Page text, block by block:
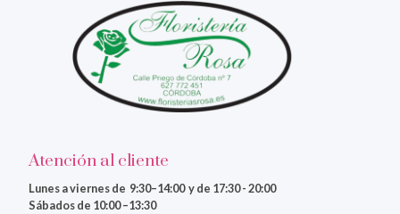
Atención al cliente
Lunes a viernesde 9:30–14:00 y de 17:30 - 20:00
Sábados de 10:00 –13:30